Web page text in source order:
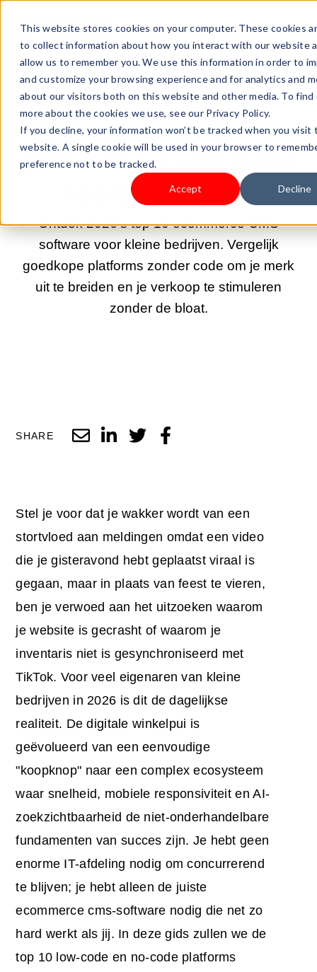
This website stores cookies on your computer. These cookies
to collect information about how you interact with our website
allow us to remember you. We use this information in order to
and customize your browsing experience and for analytics and
about our visitors both on this website and other media. To find
more about the cookies we use, see our Privacy Policy.
If you decline, your information won’t be tracked when you visit
website. A single cookie will be used in your browser to
preference not to be tracked.
Accept Decline
2-FEB-2026 19:34:11 |START EEN BEDRIJF
10 beste e-commerce
CMS-software voor kleine
bedrijven in 2026
Ontdek 2026's top 10 ecommerce CMS
software voor kleine bedrijven. Vergelijk
goedkope platforms zonder code om je merk
uit te breiden en je verkoop te stimuleren
zonder de bloat.
SHARE
Stel je voor dat je wakker wordt van een
stortvloed aan meldingen omdat een video
die je gisteravond hebt geplaatst viraal is
gegaan, maar in plaats van feest te vieren,
ben je verwoed aan het uitzoeken waarom
je website is gecrasht of waarom je
inventaris niet is gesynchroniseerd met
TikTok. Voor veel eigenaren van kleine
bedrijven in 2026 is dit de dagelijkse
realiteit. De digitale winkelpui is
geëvolueerd van een eenvoudige
"koopknop" naar een complex ecosysteem
waar snelheid, mobiele responsiviteit en AI-
zoekzichtbaarheid de niet-onderhandelbare
fundamenten van succes zijn. Je hebt geen
enorme IT-afdeling nodig om concurrerend
te blijven; je hebt alleen de juiste
ecommerce cms-software nodig die net zo
hard werkt als jij. In deze gids zullen we de
top 10 low-code en no-code platforms